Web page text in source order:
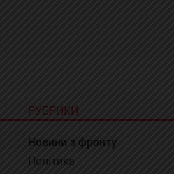
РУБРИКИ
Новини з фронту
Політика